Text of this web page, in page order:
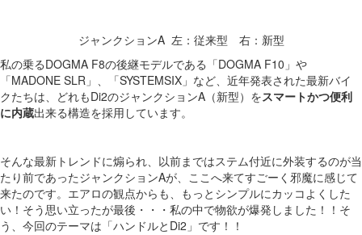
ジャンクションA 左：従来型 右：新型
私の乗るDOGMA F8の後継モデルである「DOGMA F10」や
「MADONE SLR」、「SYSTEMSIX」など、近年発表された最新バイ
クたちは、どれもDi2のジャンクションA（新型）をスマートかつ便利
に内蔵出来る構造を採用しています。
そんな最新トレンドに煽られ、以前まではステム付近に外装するのが当
たり前であったジャンクションAが、ここへ来てすごーく邪魔に感じて
来たのです。エアロの観点からも、もっとシンプルにカッコよくした
い！そう思い立ったが最後・・・私の中で物欲が爆発しました！！そ
う、今回のテーマは「ハンドルとDi2」です！！